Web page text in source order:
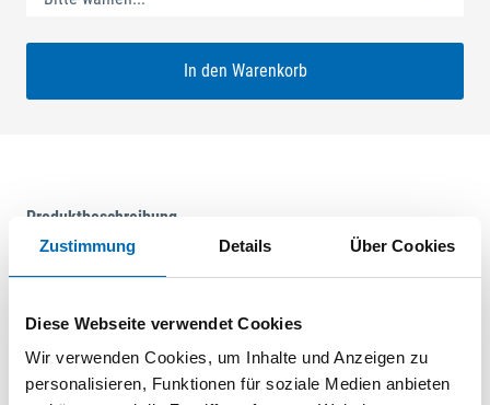
Zustimmung Details Über Cookies
Diese Webseite verwendet Cookies
Wir verwenden Cookies, um Inhalte und Anzeigen zu
personalisieren, Funktionen für soziale Medien anbieten
In den Warenkorb
Produktbeschreibung
GU-SECURY Europa 35/92 SZ-R4 Nuss: 8mm Kennkerbe:
267,5mm A2 737,5mm B1 402,5mm B2 872,5mm
ferGUard*silber VE: 5,000